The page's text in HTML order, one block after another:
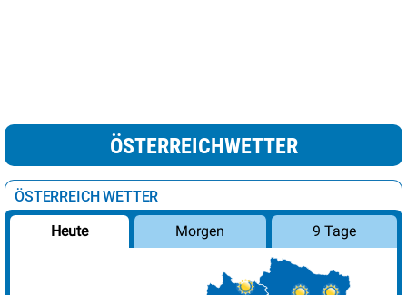
ÖSTERREICHWETTER
ÖSTERREICH WETTER
Heute Morgen 9 Tage